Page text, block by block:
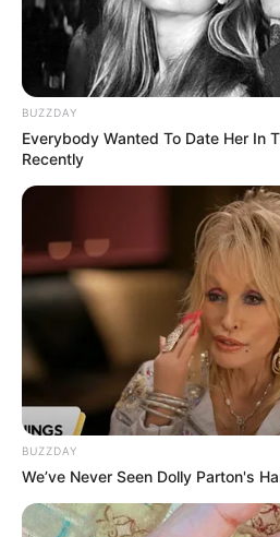
BUZZDAY
Everybody Wanted To Date Her In
Recently
BUZZDAY
We’ve Never Seen Dolly Parton's